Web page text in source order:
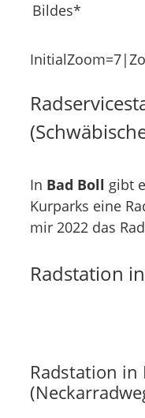
Bildes*
In Bad Boll gibt
Kurparks eine
mir 2022 das
Radstation
Radstation in